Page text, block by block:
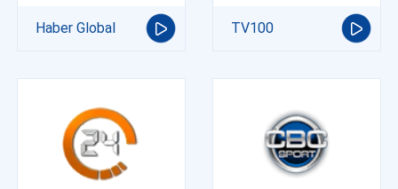
Haber Global TV100